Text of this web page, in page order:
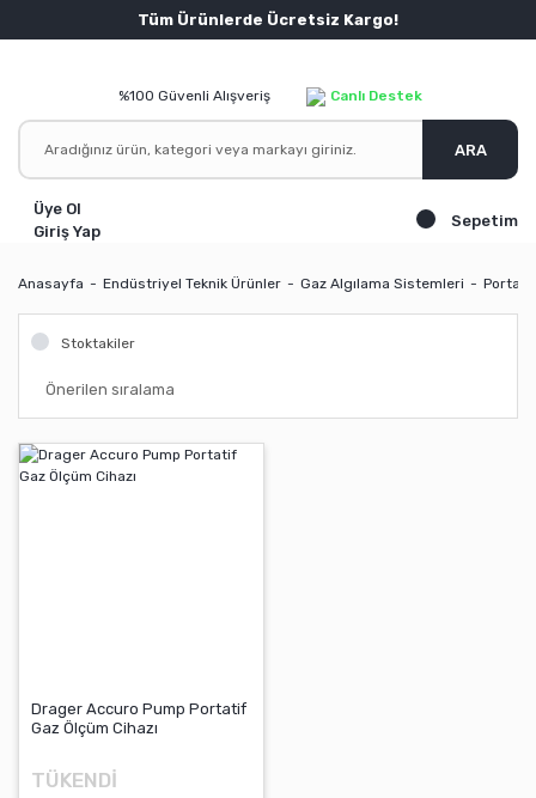
Tüm Ürünlerde Ücretsiz Kargo!
%100 Güvenli Alışveriş Canlı Destek
ARA
Üye Ol
Giriş Yap
Sepetim
Anasayfa Endüstriyel Teknik Ürünler Gaz Algılama Sistemleri Portatif
Stoktakiler
Drager Accuro Pump Portatif
Gaz Ölçüm Cihazı
TÜKENDİ